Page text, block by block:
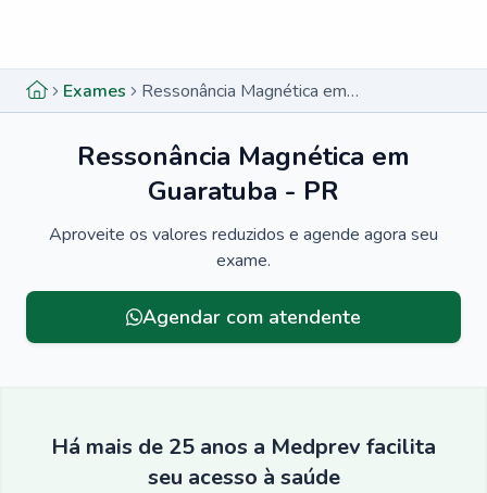
Exames Ressonância Magnética em Guaratuba - PR
Ressonância Magnética em
Guaratuba - PR
Aproveite os valores reduzidos e agende agora seu
exame.
Agendar com atendente
Há mais de 25 anos a Medprev facilita
seu acesso à saúde